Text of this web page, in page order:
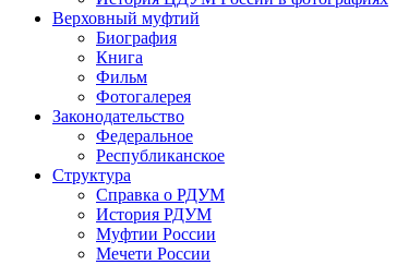
Верховный муфтий
Биография
Книга
Фильм
Фотогалерея
Законодательство
Федеральное
Республиканское
Структура
Справка о РДУМ
История РДУМ
Муфтии России
Мечети России